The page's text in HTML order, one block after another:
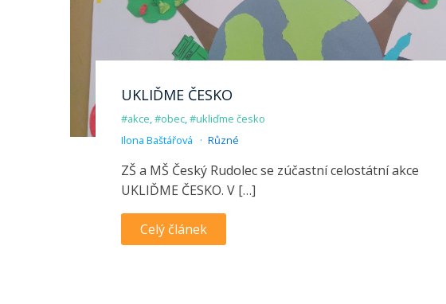
UKLIĎME ČESKO
#akce,#obec,#ukliďme česko
Ilona Baštářová
Různé
ZŠ a MŠ Český Rudolec se zúčastní celostátní akce
UKLIĎME ČESKO. V […]
Celý článek